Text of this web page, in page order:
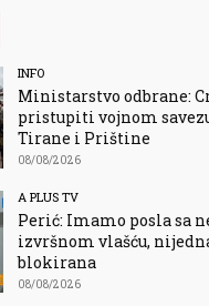
INFO
Ministarstvo odbrane:
pristupiti vojnom
Tirane i Prištine
08/08/2026
A PLUS TV
Perić: Imamo posla sa
izvršnom vlašću,
blokirana
08/08/2026